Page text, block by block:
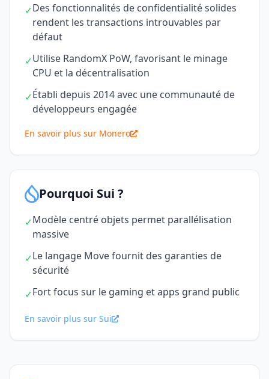
✓Des fonctionnalités de confidentialité solides
rendent les transactions introuvables par
défaut
✓Utilise RandomX PoW, favorisant le minage
CPU et la décentralisation
✓Établi depuis 2014 avec une communauté de
développeurs engagée
En savoir plus sur Monero
Pourquoi Sui ?
✓Modèle centré objets permet parallélisation
massive
✓Le langage Move fournit des garanties de
sécurité
✓Fort focus sur le gaming et apps grand public
En savoir plus sur Sui